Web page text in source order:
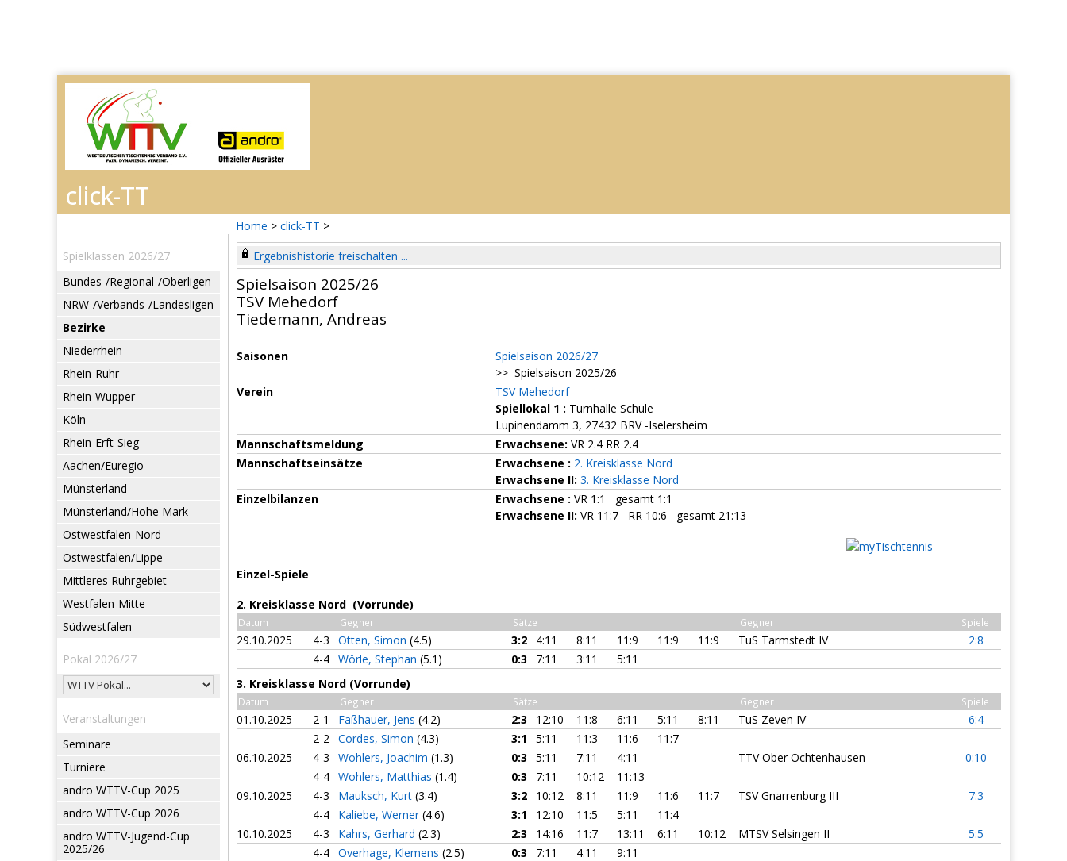
Home > click-TT >
Spielklassen 2026/27
Bundes-/Regional-/Oberligen
NRW-/Verbands-/Landesligen
Bezirke
Niederrhein
Rhein-Ruhr
Rhein-Wupper
Köln
Rhein-Erft-Sieg
Aachen/Euregio
Münsterland
Münsterland/Hohe Mark
Ostwestfalen-Nord
Ostwestfalen/Lippe
Mittleres Ruhrgebiet
Westfalen-Mitte
Südwestfalen
Pokal 2026/27
Veranstaltungen
Seminare
Turniere
andro WTTV-Cup 2025
andro WTTV-Cup 2026
andro WTTV-Jugend-Cup
2025/26
Ergebnishistorie freischalten ...
Spielsaison 2025/26
TSV Mehedorf
Tiedemann, Andreas
Saisonen
Spielsaison 2026/27
>> Spielsaison 2025/26
Verein
TSV Mehedorf
Spiellokal 1 : Turnhalle Schule
Lupinendamm 3, 27432 BRV -Iselersheim
Mannschaftsmeldung
Erwachsene: VR 2.4 RR 2.4
Mannschaftseinsätze
Erwachsene : 2. Kreisklasse Nord
Erwachsene II: 3. Kreisklasse Nord
Einzelbilanzen
Erwachsene : VR 1:1 gesamt 1:1
Erwachsene II: VR 11:7 RR 10:6 gesamt 21:13
Einzel-Spiele
2. Kreisklasse Nord (Vorrunde)
Datum Gegner Sätze Gegner Spiele
29.10.2025 4-3 Otten, Simon (4.5) 3:2 4:11 8:11 11:9 11:9 11:9 TuS Tarmstedt IV
2:8
4-4 Wörle, Stephan (5.1) 0:3 7:11 3:11
5:11
3. Kreisklasse Nord (Vorrunde)
Datum Gegner Sätze Gegner Spiele
01.10.2025 2-1 Faßhauer, Jens (4.2) 2:3 12:10 11:8 6:11 5:11 8:11 TuS Zeven IV
6:4
2-2 Cordes, Simon (4.3) 3:1 5:11 11:3 11:6
11:7
06.10.2025
4-3 Wohlers, Joachim (1.3) 0:3 5:11 7:11 4:11 TTV Ober Ochtenhausen
0:10
4-4 Wohlers, Matthias (1.4) 0:3 7:11 10:12
11:13
09.10.2025
4-3 Mauksch, Kurt (3.4) 3:2 10:12 8:11 11:9 11:6 11:7 TSV Gnarrenburg III
7:3
4-4
Kaliebe, Werner (4.6) 3:1 12:10 11:5 5:11
11:4
10.10.2025
4-3 Kahrs, Gerhard (2.3) 2:3 14:16 11:7 13:11 6:11 10:12 MTSV Selsingen II
5:5
4-4 Overhage, Klemens (2.5) 0:3 7:11 4:11
9:11